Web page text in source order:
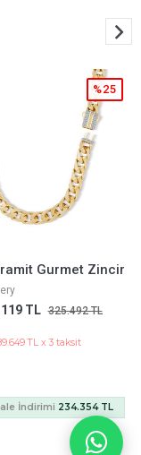
Gurmet Zincir
TL 325.492 TL
%25
TL x 3 taksit
İndirimi 234.354 TL